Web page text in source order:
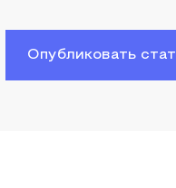
Опубликовать